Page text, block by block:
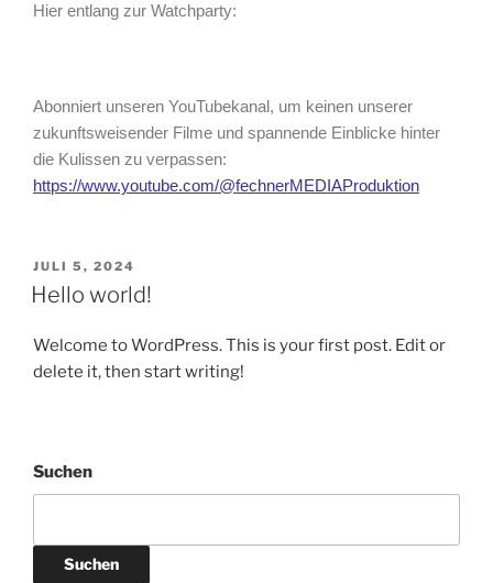
Hier entlang zur Watchparty:
Abonniert unseren YouTubekanal, um keinen unserer
zukunftsweisender Filme und spannende Einblicke hinter
die Kulissen zu verpassen:
https://www.youtube.com/@fechnerMEDIAProduktion
JULI 5, 2024
Hello world!
Welcome to WordPress. This is your first post. Edit or
delete it, then start writing!
Suchen
Suchen